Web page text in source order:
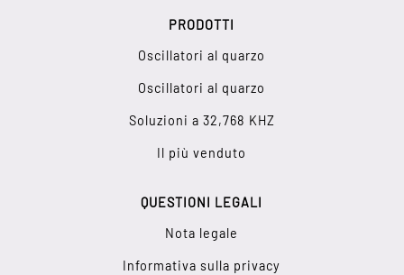
PRODOTTI
Oscillatori al quarzo
Oscillatori al quarzo
Soluzioni a 32,768 KHZ
Il più venduto
QUESTIONI LEGALI
Nota legale
Informativa sulla privacy